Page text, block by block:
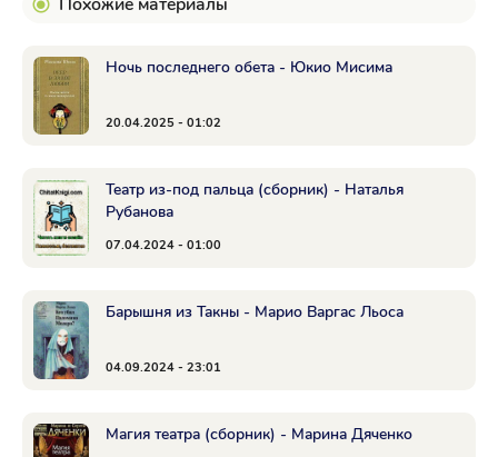
Ночь последнего обета - Юкио Мисима
20.04.2025 - 01:02
Театр из-под пальца (сборник) - Наталья
Рубанова
07.04.2024 - 01:00
Барышня из Такны - Марио Варгас Льоса
04.09.2024 - 23:01
Магия театра (сборник) - Марина Дяченко